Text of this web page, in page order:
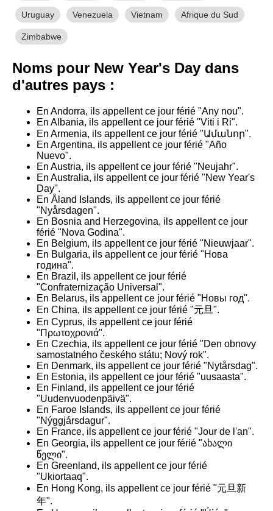
Uruguay Venezuela Vietnam Afrique du Sud
Zimbabwe
Noms pour New Year's Day dans
d'autres pays :
En Andorra, ils appellent ce jour férié "Any nou".
En Albania, ils appellent ce jour férié "Viti i Ri".
En Armenia, ils appellent ce jour férié "Ամանոր".
En Argentina, ils appellent ce jour férié "Año
Nuevo".
En Austria, ils appellent ce jour férié "Neujahr".
En Australia, ils appellent ce jour férié "New Year's
Day".
En Åland Islands, ils appellent ce jour férié
"Nyårsdagen".
En Bosnia and Herzegovina, ils appellent ce jour
férié "Nova Godina".
En Belgium, ils appellent ce jour férié "Nieuwjaar".
En Bulgaria, ils appellent ce jour férié "Нова
година".
En Brazil, ils appellent ce jour férié
"Confraternização Universal".
En Belarus, ils appellent ce jour férié "Новы год".
En China, ils appellent ce jour férié "元旦".
En Cyprus, ils appellent ce jour férié
"Πρωτοχρονιά".
En Czechia, ils appellent ce jour férié "Den obnovy
samostatného českého státu; Nový rok".
En Denmark, ils appellent ce jour férié "Nytårsdag".
En Estonia, ils appellent ce jour férié "uusaasta".
En Finland, ils appellent ce jour férié
"Uudenvuodenpäivä".
En Faroe Islands, ils appellent ce jour férié
"Nýggjársdagur".
En France, ils appellent ce jour férié "Jour de l'an".
En Georgia, ils appellent ce jour férié "ახალი
წელი".
En Greenland, ils appellent ce jour férié
"Ukiortaaq".
En Hong Kong, ils appellent ce jour férié "元旦新
年".